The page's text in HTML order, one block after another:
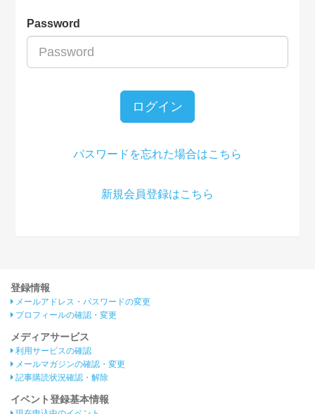
Password
ログイン
パスワードを忘れた場合はこちら
新規会員登録はこちら
登録情報
メールアドレス・パスワードの変更
プロフィールの確認・変更
メディアサービス
利用サービスの確認
メールマガジンの確認・変更
記事購読状況確認・解除
イベント登録基本情報